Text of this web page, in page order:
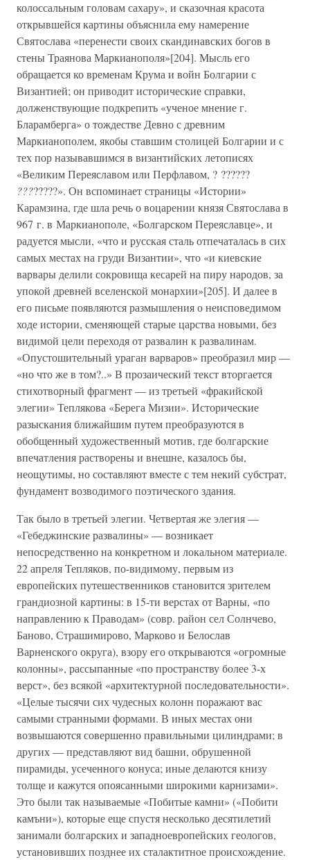
колоссальным головам сахару», и сказочная красота
открывшейся картины объяснила ему намерение
Святослава «перенести своих скандинавских богов в
стены Траянова Маркианополя»[204]. Мысль его
обращается ко временам Крума и войн Болгарии с
Византией; он приводит исторические справки,
долженствующие подкрепить «ученое мнение г.
Бларамберга» о тождестве Девно с древним
Маркианополем, якобы ставшим столицей Болгарии и с
тех пор называвшимся в византийских летописях
«Великим Переяславом или Перфлавом, ? ??????
????????». Он вспоминает страницы «Истории»
Карамзина, где шла речь о воцарении князя Святослава в
967 г. в Маркианополе, «Болгарском Переяславце», и
радуется мысли, «что и русская сталь отпечаталась в сих
самых местах на груди Византии», что «и киевские
варвары делили сокровища кесарей на пиру народов, за
упокой древней вселенской монархии»[205]. И далее в
его письме появляются размышления о неисповедимом
ходе истории, сменяющей старые царства новыми, без
видимой цели переходя от развалин к развалинам.
«Опустошительный ураган варваров» преобразил мир —
«но что же в том?..» В прозаический текст вторгается
стихотворный фрагмент — из третьей «фракийской
элегии» Теплякова «Берега Мизии». Исторические
разыскания ближайшим путем преобразуются в
обобщенный художественный мотив, где болгарские
впечатления растворены и внешне, казалось бы,
неощутимы, но составляют вместе с тем некий субстрат,
фундамент возводимого поэтического здания.
Так было в третьей элегии. Четвертая же элегия —
«Гебеджинские развалины» — возникает
непосредственно на конкретном и локальном материале.
22 апреля Тепляков, по-видимому, первым из
европейских путешественников становится зрителем
грандиозной картины: в 15-ти верстах от Варны, «по
направлению к Праводам» (совр. район сел Солнчево,
Баново, Страшимирово, Марково и Белослав
Варненского округа), взору его открываются «огромные
колонны», рассыпанные «по пространству более 3-х
верст», без всякой «архитектурной последовательности».
«Целые тысячи сих чудесных колонн поражают вас
самыми странными формами. В иных местах они
возвышаются совершенно правильными цилиндрами; в
других — представляют вид башни, обрушенной
пирамиды, усеченного конуса; иные делаются книзу
толще и кажутся опоясанными широкими карнизами».
Это были так называемые «Побитые камни» («Побити
камъни»), которые еще спустя несколько десятилетий
занимали болгарских и западноевропейских геологов,
установивших позднее их сталактитное происхождение.